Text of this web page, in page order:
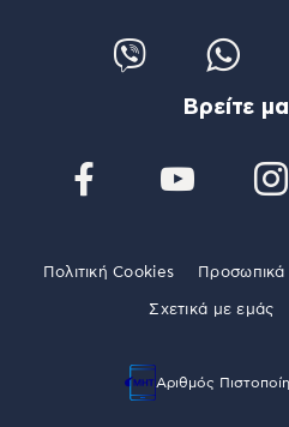
Βρείτε
Πολιτική Cookies
Σχετικά με εμάς
Αριθμός